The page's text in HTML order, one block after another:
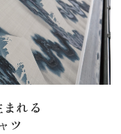
れる
ツ